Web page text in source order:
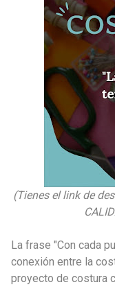
(Tienes el link de
La frase "Con cada
conexión entre la
proyecto de costura